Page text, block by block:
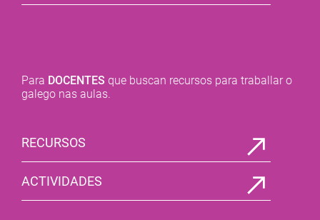
Para DOCENTES que buscan recursos para traballar o
galego nas aulas.
RECURSOS
ACTIVIDADES